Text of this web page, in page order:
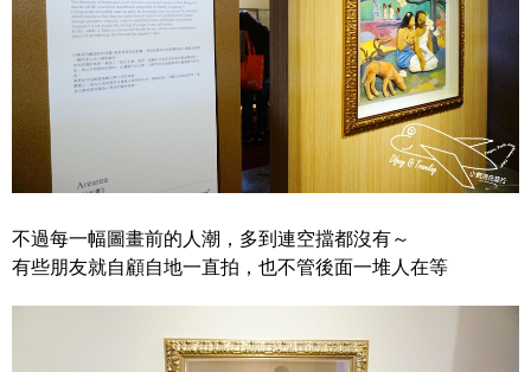
不過每一幅圖畫前的人潮，多到連空擋都沒有～
有些朋友就自顧自地一直拍，也不管後面一堆人在等